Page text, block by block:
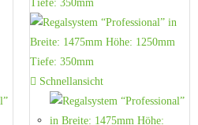
Schnellansicht